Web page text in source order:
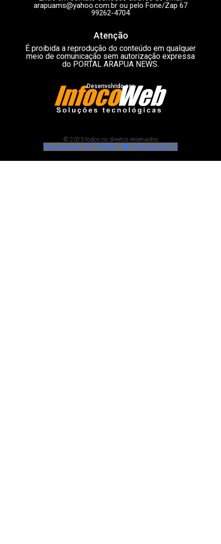
arapuams@yahoo.com.br ou pelo Fone/Zap 67
99262-4704
Atenção
É proibida a reprodução do conteúdo em qualquer
meio de comunicação sem autorização expressa
do PORTAL ARAPUA NEWS.
Desenvolvido por
© 2023 todos os direitos reservados
Facebook-f Twitter Instagram